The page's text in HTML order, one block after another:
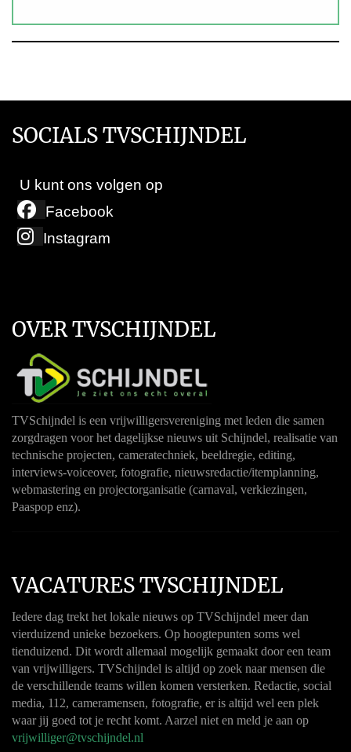
SOCIALS TVSCHIJNDEL
U kunt ons volgen op
Facebook
Instagram
OVER TVSCHIJNDEL
TVSchijndel is een vrijwilligersvereniging met leden die samen
zorgdragen voor het dagelijkse nieuws uit Schijndel, realisatie van
technische projecten, cameratechniek, beeldregie, editing,
interviews-voiceover, fotografie, nieuwsredactie/itemplanning,
webmastering en projectorganisatie (carnaval, verkiezingen,
Paaspop enz).
VACATURES TVSCHIJNDEL
Iedere dag trekt het lokale nieuws op TVSchijndel meer dan
vierduizend unieke bezoekers. Op hoogtepunten soms wel
tienduizend. Dit wordt allemaal mogelijk gemaakt door een team
van vrijwilligers. TVSchijndel is altijd op zoek naar mensen die
de verschillende teams willen komen versterken. Redactie, social
media, 112, cameramensen, fotografie, er is altijd wel een plek
waar jij goed tot je recht komt. Aarzel niet en meld je aan op
vrijwilliger@tvschijndel.nl